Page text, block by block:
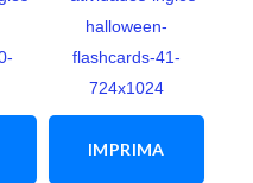
ATIVIDADE
IMPRIMA